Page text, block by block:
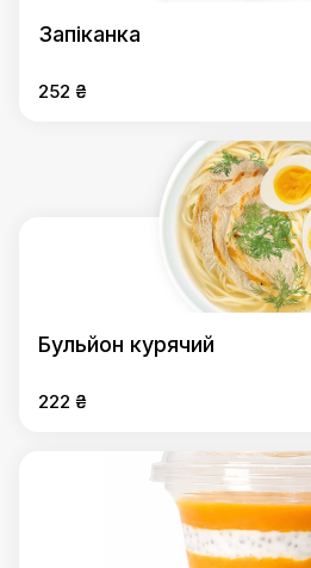
Запіканка
252 ₴
Бульйон курячий
222 ₴